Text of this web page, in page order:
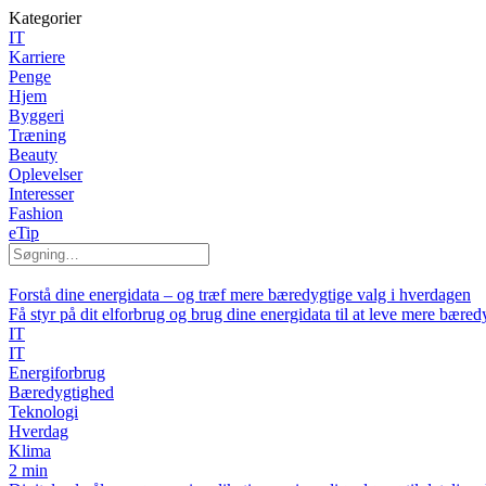
Kategorier
IT
Karriere
Penge
Hjem
Byggeri
Træning
Beauty
Oplevelser
Interesser
Fashion
eTip
Forstå dine energidata – og træf mere bæredygtige valg i hverdagen
Få styr på dit elforbrug og brug dine energidata til at leve mere
IT
IT
Energiforbrug
Bæredygtighed
Teknologi
Hverdag
Klima
2 min